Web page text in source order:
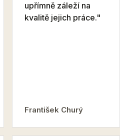
upřímně záleží na
kvalitě jejich práce."
František Churý